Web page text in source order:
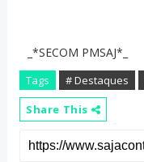
_*SECOM PMSAJ*_
Tags # Destaques
Share This